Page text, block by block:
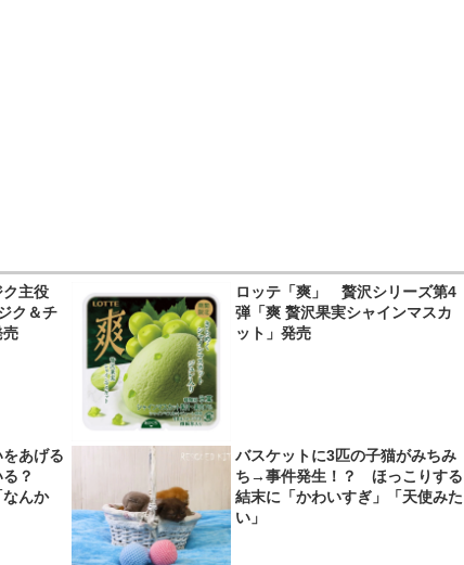
ク主役
ク＆チ
売
ロッテ「爽」 贅沢シリーズ第4
弾「爽 贅沢果実シャインマスカ
ット」発売
あげる
る？
なんか
バスケットに3匹の子猫がみちみ
ち→事件発生！？ ほっこりする
結末に「かわいすぎ」「天使みた
い」